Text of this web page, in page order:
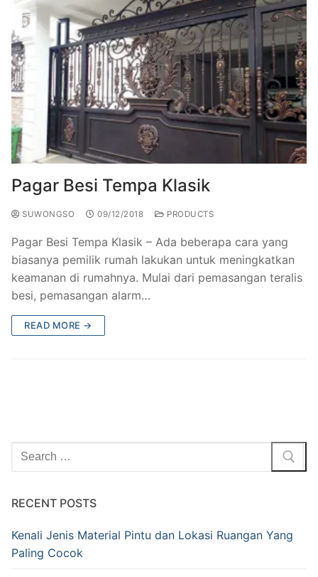
Pagar Besi Tempa Klasik
SUWONGSO 09/12/2018 PRODUCTS
Pagar Besi Tempa Klasik – Ada beberapa cara yang
biasanya pemilik rumah lakukan untuk meningkatkan
keamanan di rumahnya. Mulai dari pemasangan teralis
besi, pemasangan alarm…
READ MORE →
RECENT POSTS
Kenali Jenis Material Pintu dan Lokasi Ruangan Yang
Paling Cocok